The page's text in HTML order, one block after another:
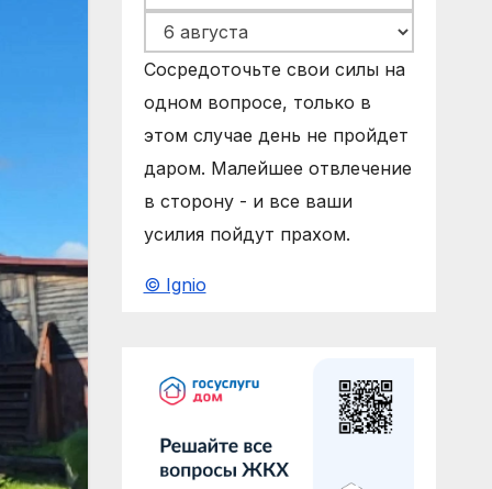
Сосредоточьте свои силы на
одном вопросе, только в
этом случае день не пройдет
даром. Малейшее отвлечение
в сторону - и все ваши
усилия пойдут прахом.
© Ignio